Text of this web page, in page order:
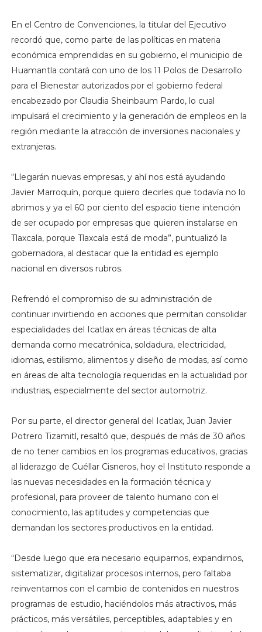
En el Centro de Convenciones, la titular del Ejecutivo
recordó que, como parte de las políticas en materia
económica emprendidas en su gobierno, el municipio de
Huamantla contará con uno de los 11 Polos de Desarrollo
para el Bienestar autorizados por el gobierno federal
encabezado por Claudia Sheinbaum Pardo, lo cual
impulsará el crecimiento y la generación de empleos en la
región mediante la atracción de inversiones nacionales y
extranjeras.
“Llegarán nuevas empresas, y ahí nos está ayudando
Javier Marroquín, porque quiero decirles que todavía no lo
abrimos y ya el 60 por ciento del espacio tiene intención
de ser ocupado por empresas que quieren instalarse en
Tlaxcala, porque Tlaxcala está de moda”, puntualizó la
gobernadora, al destacar que la entidad es ejemplo
nacional en diversos rubros.
Refrendó el compromiso de su administración de
continuar invirtiendo en acciones que permitan consolidar
especialidades del Icatlax en áreas técnicas de alta
demanda como mecatrónica, soldadura, electricidad,
idiomas, estilismo, alimentos y diseño de modas, así como
en áreas de alta tecnología requeridas en la actualidad por
industrias, especialmente del sector automotriz.
Por su parte, el director general del Icatlax, Juan Javier
Potrero Tizamitl, resaltó que, después de más de 30 años
de no tener cambios en los programas educativos, gracias
al liderazgo de Cuéllar Cisneros, hoy el Instituto responde a
las nuevas necesidades en la formación técnica y
profesional, para proveer de talento humano con el
conocimiento, las aptitudes y competencias que
demandan los sectores productivos en la entidad.
“Desde luego que era necesario equiparnos, expandirnos,
sistematizar, digitalizar procesos internos, pero faltaba
reinventarnos con el cambio de contenidos en nuestros
programas de estudio, haciéndolos más atractivos, más
prácticos, más versátiles, perceptibles, adaptables y en